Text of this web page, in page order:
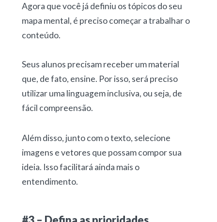
Agora que você já definiu os tópicos do seu
mapa mental, é preciso começar a trabalhar o
conteúdo.
Seus alunos precisam receber um material
que, de fato, ensine. Por isso, será preciso
utilizar uma linguagem inclusiva, ou seja, de
fácil compreensão.
Além disso, junto com o texto, selecione
imagens e vetores que possam compor sua
ideia. Isso facilitará ainda mais o
entendimento.